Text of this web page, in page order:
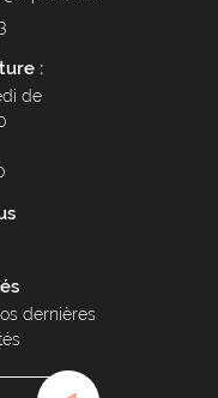
:
de
dernières